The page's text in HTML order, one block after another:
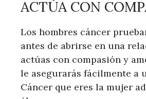
ACTÚA CON
Los hombres cáncer
antes de abrirse en una
actúas con compasión y
le asegurarás fácilmente a
Cáncer que eres la mujer